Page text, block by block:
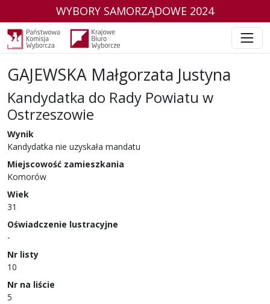
WYBORY SAMORZĄDOWE 2024
GAJEWSKA Małgorzata Justyna
Kandydatka do Rady Powiatu w
Ostrzeszowie
w wyborach samorządowych w 2024 r.
Wynik
Kandydatka nie uzyskała mandatu
Miejscowość zamieszkania
Komorów
Wiek
31
Oświadczenie lustracyjne
-
Nr listy
10
Nr na liście
5